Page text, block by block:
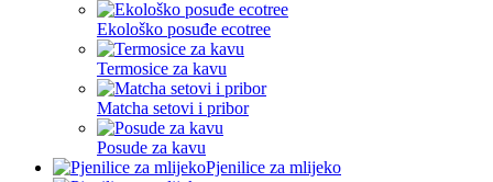
Ekološko posuđe ecotree
Termosice za kavu
Matcha setovi i pribor
Posude za kavu
Pjenilice za mlijeko